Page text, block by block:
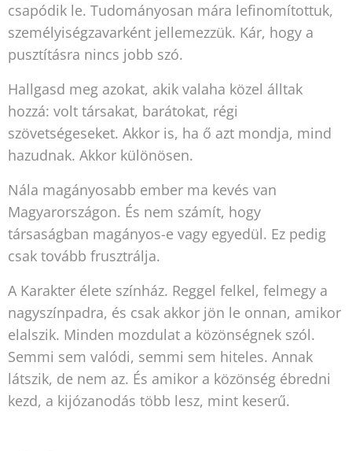
csapódik le. Tudományosan mára lefinomítottuk,
személyiségzavarként jellemezzük. Kár, hogy a
pusztításra nincs jobb szó.
Hallgasd meg azokat, akik valaha közel álltak
hozzá: volt társakat, barátokat, régi
szövetségeseket. Akkor is, ha ő azt mondja, mind
hazudnak. Akkor különösen.
Nála magányosabb ember ma kevés van
Magyarországon. És nem számít, hogy
társaságban magányos-e vagy egyedül. Ez pedig
csak tovább frusztrálja.
A Karakter élete színház. Reggel felkel, felmegy a
nagyszínpadra, és csak akkor jön le onnan, amikor
elalszik. Minden mozdulat a közönségnek szól.
Semmi sem valódi, semmi sem hiteles. Annak
látszik, de nem az. És amikor a közönség ébredni
kezd, a kijózanodás több lesz, mint keserű.